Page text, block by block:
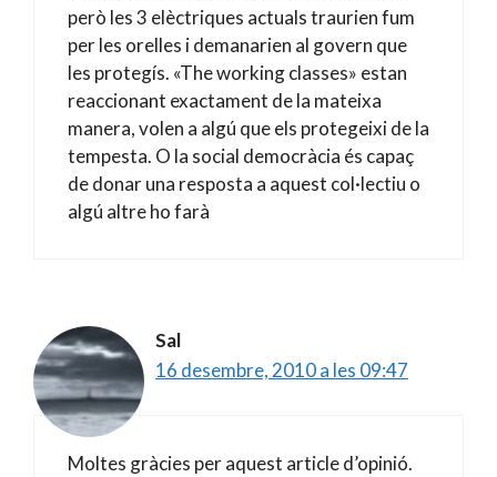
però les 3 elèctriques actuals traurien fum
per les orelles i demanarien al govern que
les protegís. «The working classes» estan
reaccionant exactament de la mateixa
manera, volen a algú que els protegeixi de la
tempesta. O la social democràcia és capaç
de donar una resposta a aquest col·lectiu o
algú altre ho farà
Sal
16 desembre, 2010 a les 09:47
Moltes gràcies per aquest article d’opinió.